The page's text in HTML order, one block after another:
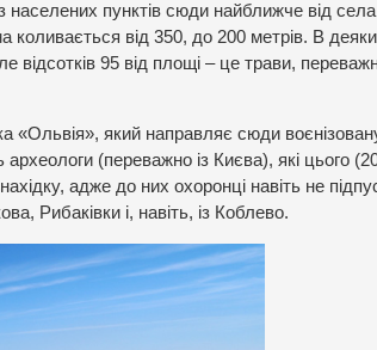
пунктів сюди найближче від села
коливається від 350, до 200 метрів. В
відсотків 95 від площі – це трави,
«Ольвія», який направляє сюди
(переважно із Києва), які цього
адже до них охоронці навіть не
Рибаківки і, навіть, із Коблево.